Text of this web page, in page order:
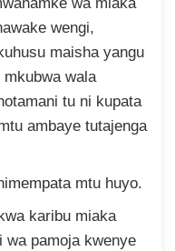
wengi,
maisha yangu
wala
tu ni kupata
ambaye tutajenga
mtu huyo.
karibu miaka
wa pamoja kwenye